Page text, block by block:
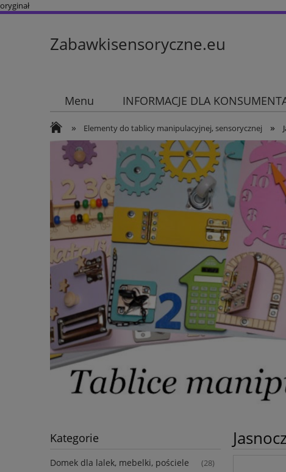
oryginał
Zabawkisensoryczne.eu
Menu INFORMACJE DLA
» Elementy do tablicy manipulacyjnej, sensorycznej »
Kategorie
Domek dla lalek, mebelki, pościele (28)